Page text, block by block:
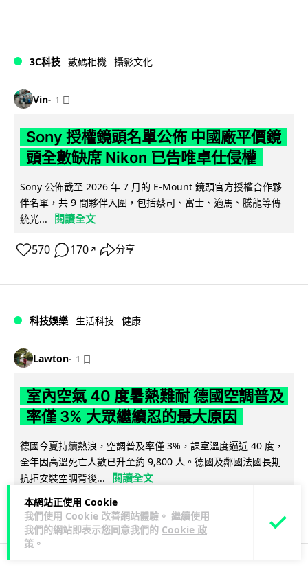
本網站正使用 Cookie
我們使用 Cookie 改善網站體驗。 繼續使用
我們的網站即表示您同意我們的 Cookie 政
策 。
3C科技 數碼相機 攝影文化
Vin 1 日
Sony 授權鏡頭名單公佈 中國廠平價鏡
頭全數缺席 Nikon 已告唯卓仕侵權
Sony 公佈截至 2026 年 7 月的 E-Mount 鏡頭官方授權合作夥
伴名單，共 9 間夥伴入圍，包括蔡司、富士、適馬、騰龍等傳
統光...
閱讀全文
570 170 ↗ 分享
科技娛樂 生活科技 健康
Lawton 1 日
室內空氣 40 度暑熱難耐 德國空調普及
率僅 3% 大眾繼續忍的最大原因
德國今夏持續熱浪，空調普及率僅 3%，課室溫度逼近 40 度，
全年因高溫死亡人數已升至約 9,800 人。德國及鄰國法國長期
抗拒安裝空調背後...
閱讀全文
136 22 ↗ 分享